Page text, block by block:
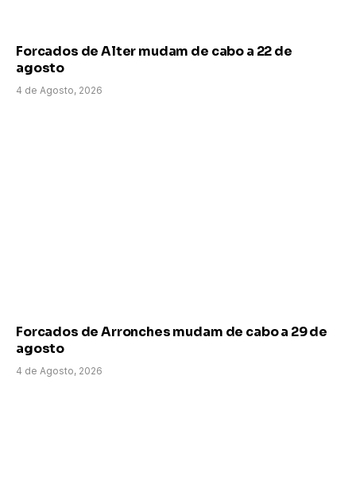
Forcados de Alter mudam de cabo a 22 de
agosto
4 de Agosto, 2026
Forcados de Arronches mudam de cabo a 29 de
agosto
4 de Agosto, 2026